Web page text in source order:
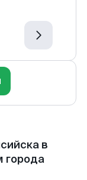
в
города